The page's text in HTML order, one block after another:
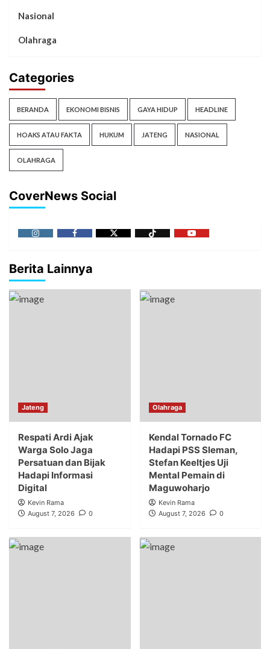
Nasional
Olahraga
Categories
BERANDA EKONOMI BISNIS GAYA HIDUP HEADLINE
HOAKS ATAU FAKTA HUKUM JATENG NASIONAL
OLAHRAGA
CoverNews Social
Berita Lainnya
Jateng
Respati Ardi Ajak
Warga Solo Jaga
Persatuan dan Bijak
Hadapi Informasi
Digital
Kevin Rama
August 7, 2026
0
Olahraga
Kendal Tornado FC
Hadapi PSS Sleman,
Stefan Keeltjes Uji
Mental Pemain di
Maguwoharjo
Kevin Rama
August 7, 2026
0